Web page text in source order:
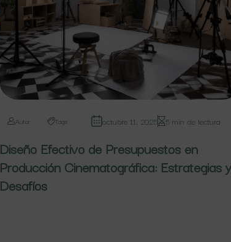
Autor Tags octubre 11, 2025 5 min de lectura
Diseño Efectivo de Presupuestos en
Producción Cinematográfica: Estrategias y
Desafíos